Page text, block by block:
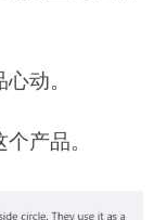
动。
产品。